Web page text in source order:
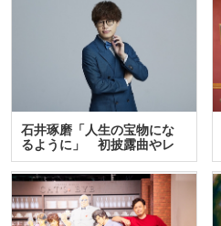
石井琢磨「人生の宝物にな
るように」 初披露曲やレ
ア…